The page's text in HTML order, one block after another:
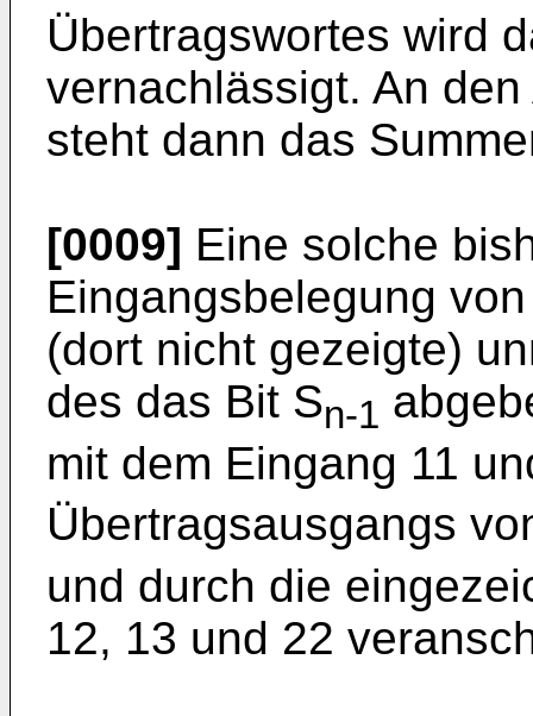
Übertragswortes wird
vernachlässigt. An
steht dann das
[0009] Eine solche
Eingangsbelegung
(dort nicht gezeigte)
des das Bit Sn-1
mit dem Eingang 11
Übertragsausgangs
und durch die
12, 13 und 22